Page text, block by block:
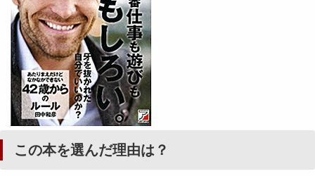
この本を選んだ理由は？